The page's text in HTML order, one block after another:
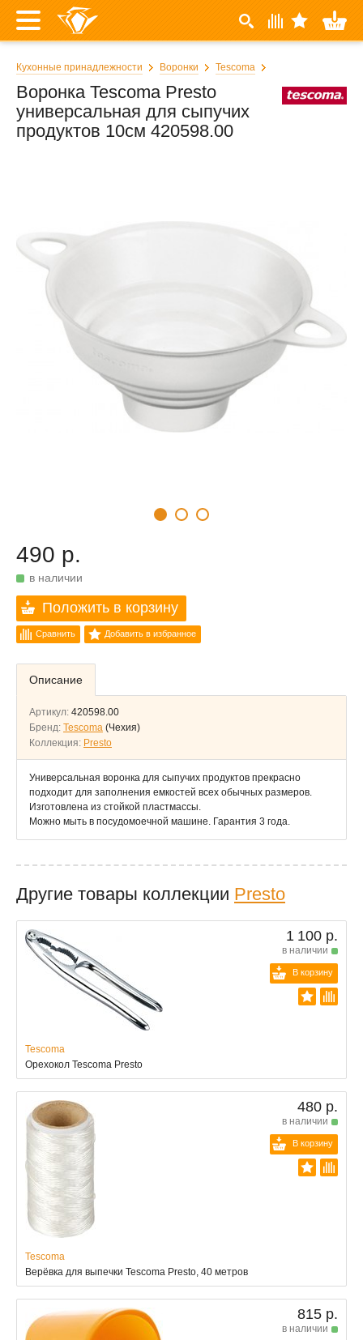
Кухонные принадлежности Воронки Tescoma
Воронка Tescoma Presto
универсальная для сыпучих
продуктов 10см 420598.00
490 р.
в наличии
Положить в корзину
Сравнить Добавить в избранное
Описание
Артикул: 420598.00
Бренд: Tescoma (Чехия)
Коллекция: Presto
Универсальная воронка для сыпучих продуктов прекрасно
подходит для заполнения емкостей всех обычных размеров.
Изготовлена из стойкой пластмассы.
Можно мыть в посудомоечной машине. Гарантия 3 года.
Другие товары коллекции Presto
1 100 р.
в наличии
В корзину
Tescoma
Орехокол Tescoma Presto
480 р.
в наличии
В корзину
Tescoma
Верёвка для выпечки Tescoma Presto, 40 метров
815 р.
в наличии